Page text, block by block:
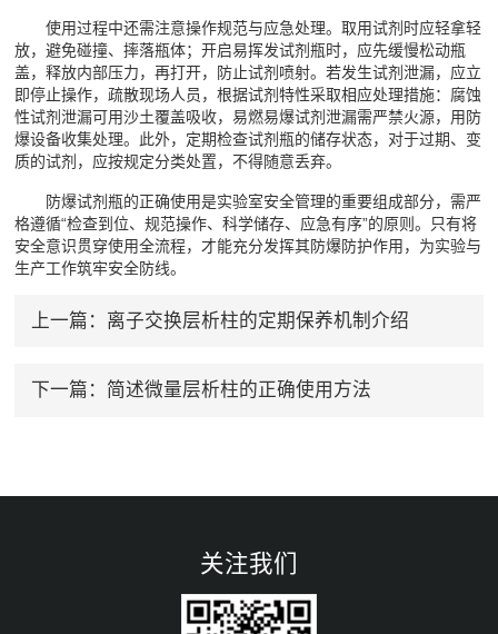
使用过程中还需注意操作规范与应急处理。取用试剂时应轻拿轻
放，避免碰撞、摔落瓶体；开启易挥发试剂瓶时，应先缓慢松动瓶
盖，释放内部压力，再打开，防止试剂喷射。若发生试剂泄漏，应立
即停止操作，疏散现场人员，根据试剂特性采取相应处理措施：腐蚀
性试剂泄漏可用沙土覆盖吸收，易燃易爆试剂泄漏需严禁火源，用防
爆设备收集处理。此外，定期检查试剂瓶的储存状态，对于过期、变
质的试剂，应按规定分类处置，不得随意丢弃。
防爆试剂瓶的正确使用是实验室安全管理的重要组成部分，需严
格遵循“检查到位、规范操作、科学储存、应急有序”的原则。只有将
安全意识贯穿使用全流程，才能充分发挥其防爆防护作用，为实验与
生产工作筑牢安全防线。
上一篇： 离子交换层析柱的定期保养机制介绍
下一篇： 简述微量层析柱的正确使用方法
关注我们